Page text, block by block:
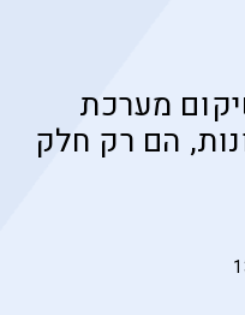
מערכת
הם רק חלק